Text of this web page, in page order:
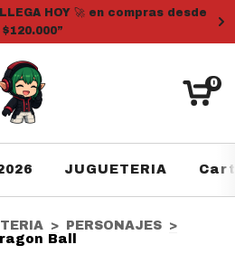
LLEGA HOY 🚀 en compras desde
$120.000”
0
JUGUETERIA
> PERSONAJES
>
Ball